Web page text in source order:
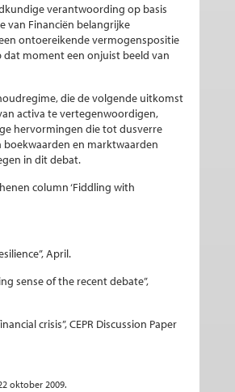
verantwoording op basis
van Financiën belangrijke
ontoereikende vermogenspositie
moment een onjuist beeld van
die de volgende uitkomst
activa te vertegenwoordigen,
hervormingen die tot dusverre
en marktwaarden
in dit debat.
column ‘Fiddling with
April.
sense of the recent debate”,
crisis”, CEPR Discussion Paper
oktober 2009.